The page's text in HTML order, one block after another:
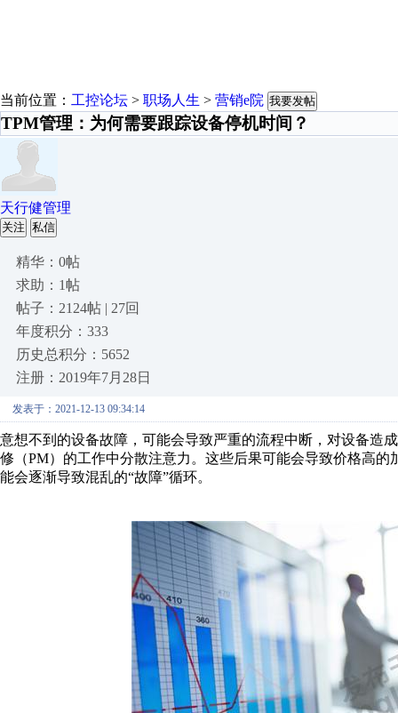
当前位置： 工控论坛 > 职场人生 > 营销e院 我要发帖
TPM管理：为何需要跟踪设备停机时间？
天行健管理
关注 私信
精华：0帖
求助：1帖
帖子：2124帖 | 27回
年度积分：333
历史总积分：5652
注册：2019年7月28日
发表于：2021-12-13 09:34:14
意想不到的设备故障，可能会导致严重的流程中断，对设备造
修（PM）的工作中分散注意力。这些后果可能会导致价格高
能会逐渐导致混乱的“故障”循环。